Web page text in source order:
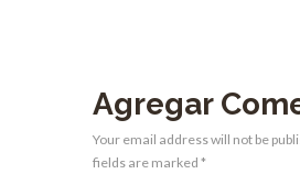
Agregar
Your email address will not be
fields are marked *